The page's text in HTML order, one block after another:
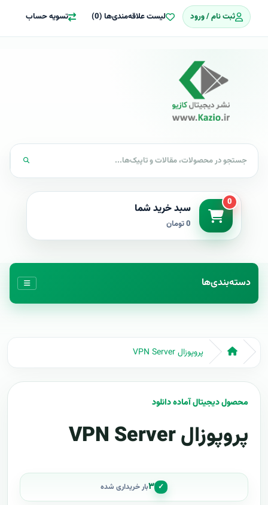
ثبت نام / ورود لیست علاقه‌مندی‌ها (0) تسویه حساب
0 سبد خرید شما
0 تومان
دسته‌بندی‌ها
پروپوزال VPN Server
محصول دیجیتال آماده دانلود
پروپوزال VPN Server
✓ ۳بار خریداری شده